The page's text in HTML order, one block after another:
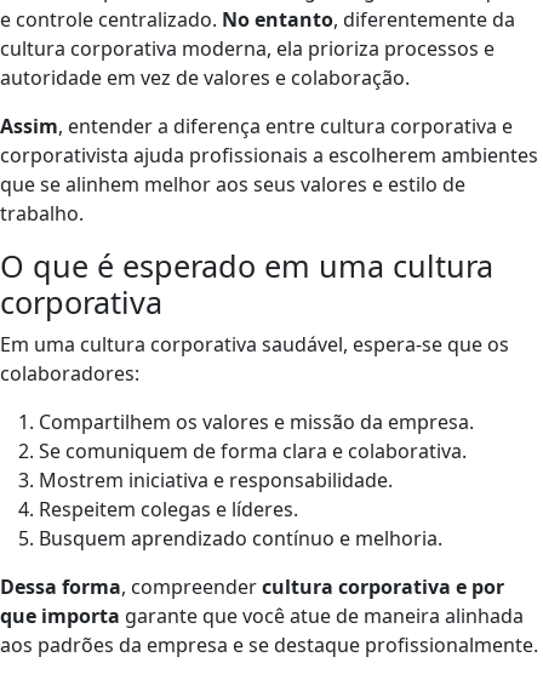
e controle centralizado. No entanto, diferentemente da
cultura corporativa moderna, ela prioriza processos e
autoridade em vez de valores e colaboração.
Assim, entender a diferença entre cultura corporativa e
corporativista ajuda profissionais a escolherem ambientes
que se alinhem melhor aos seus valores e estilo de
trabalho.
O que é esperado em uma cultura
corporativa
Em uma cultura corporativa saudável, espera-se que os
colaboradores:
Compartilhem os valores e missão da empresa.
Se comuniquem de forma clara e colaborativa.
Mostrem iniciativa e responsabilidade.
Respeitem colegas e líderes.
Busquem aprendizado contínuo e melhoria.
Dessa forma, compreendercultura corporativa e por
que importa garante que você atue de maneira alinhada
aos padrões da empresa e se destaque profissionalmente.